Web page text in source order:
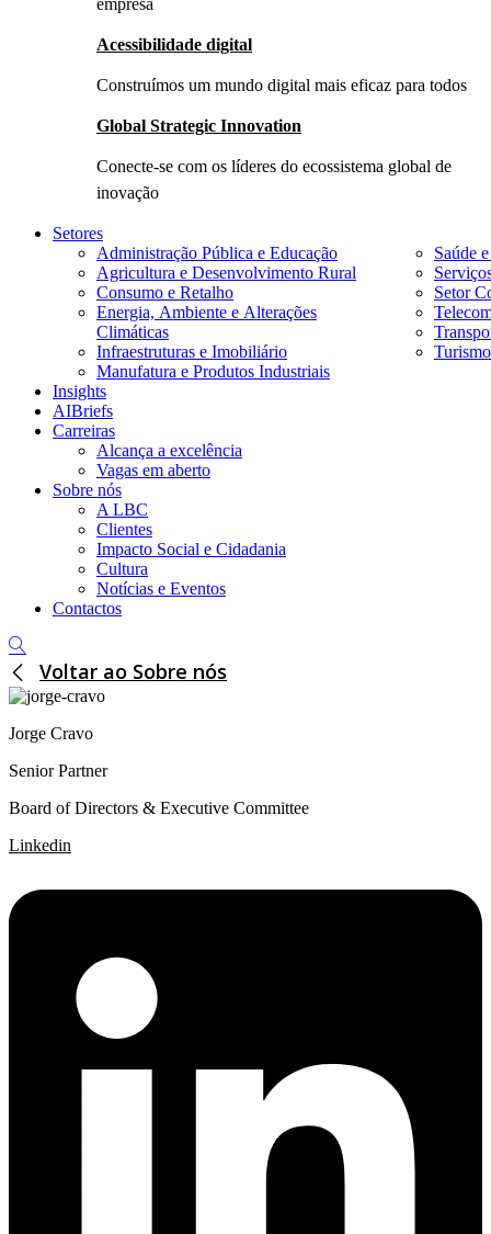
empresa
Acessibilidade digital
Construímos um mundo digital mais eficaz para todos
Global Strategic Innovation
Conecte-se com os líderes do ecossistema global de
inovação
Setores
Administração Pública e Educação
Agricultura e Desenvolvimento Rural
Consumo e Retalho
Energia, Ambiente e Alterações
Climáticas
Infraestruturas e Imobiliário
Manufatura e Produtos Industriais
Saúde
Setor
Insights
AIBriefs
Carreiras
Alcança a excelência
Vagas em aberto
Sobre nós
A LBC
Clientes
Impacto Social e Cidadania
Cultura
Notícias e Eventos
Contactos
Voltar ao Sobre nós
Jorge Cravo
Senior Partner
Board of Directors & Executive Committee
Linkedin